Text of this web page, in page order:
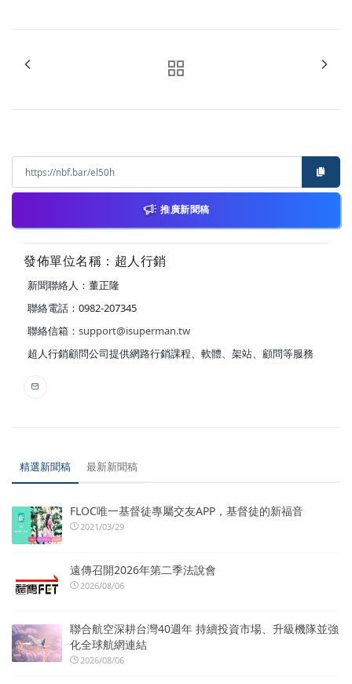
推廣新聞稿
發佈單位名稱：超人行銷
新聞聯絡人：董正隆
聯絡電話：0982-207345
聯絡信箱： support@isuperman.tw
超人行銷顧問公司提供網路行銷課程、軟體、架站、顧問等服務
精選新聞稿 最新新聞稿
FLOC唯一基督徒專屬交友APP，基督徒的新福音
2021/03/29
遠傳召開2026年第二季法說會
2026/08/06
聯合航空深耕台灣40週年 持續投資市場、升級機隊並強
化全球航網連結
2026/08/06